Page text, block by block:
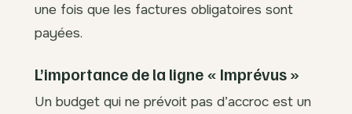
une fois que les factures obligatoires sont
payées.
L’importance de la ligne « Imprévus »
Un budget qui ne prévoit pas d’accroc est un